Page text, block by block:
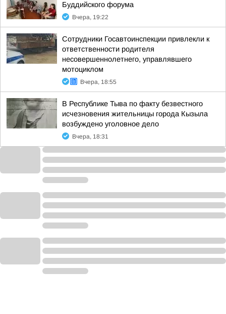
Буддийского форума
Вчера, 19:22
Сотрудники Госавтоинспекции привлекли к
ответственности родителя
несовершеннолетнего, управлявшего
мотоциклом
Вчера, 18:55
В Республике Тыва по факту безвестного
исчезновения жительницы города Кызыла
возбуждено уголовное дело
Вчера, 18:31